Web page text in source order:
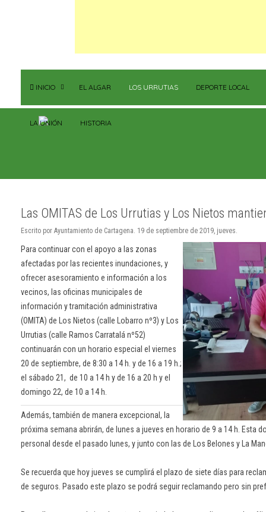
INICIO EL ALGAR LOS URRUTIAS DEPORTE LOCAL
LA UNIÓN HISTORIA
Las OMITAS de Los Urrutias y Los Nietos
Escrito por Ayuntamiento de Cartagena. 19 de septiembre de 2019, jueves.
Para continuar con el apoyo a las zonas
afectadas por las recientes inundaciones, y
ofrecer asesoramiento e información a los
vecinos, las oficinas municipales de
información y tramitación administrativa
(OMITA) de Los Nietos (calle Lobarro nº3) y Los
Urrutias (calle Ramos Carratalá nº52)
continuarán con un horario especial el viernes
20 de septiembre, de 8:30 a 14 h. y de 16 a 19 h.;
el sábado 21, de 10 a 14 h y de 16 a 20 h y el
domingo 22, de 10 a 14 h.
Además, también de manera excepcional, la
próxima semana abrirán, de lunes a jueves en horario de 9 a 14 h. Esta
personal desde el pasado lunes, y junto con las de Los Belones y La
Se recuerda que hoy jueves se cumplirá el plazo de siete días para
de seguros. Pasado este plazo se podrá seguir reclamando pero sin